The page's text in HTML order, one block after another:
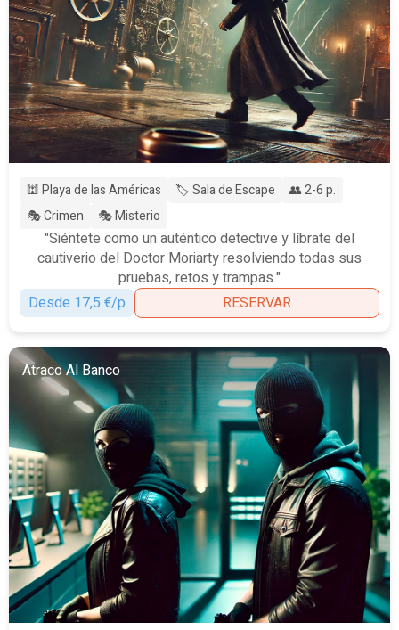
🕍 Playa de las Américas 🏷️ Sala de Escape
👥 2-6 p.
🎭 Crimen
🎭 Misterio
"Siéntete como un auténtico detective y líbrate del
cautiverio del Doctor Moriarty resolviendo todas sus
pruebas, retos y trampas."
Desde 17,5 €/p
RESERVAR
Atraco Al Banco